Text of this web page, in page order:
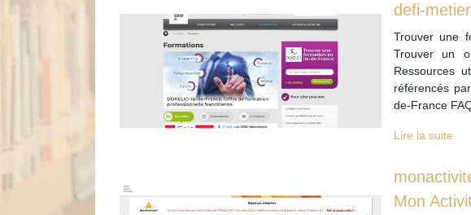
defi-
Trouver une
Trouver un
Ressources
référencés
de-France
Lire la suite
Mon